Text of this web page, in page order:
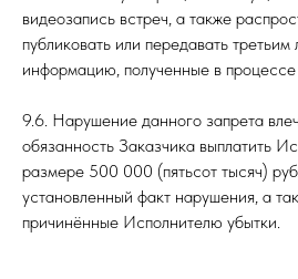
видеозапись встреч, а также
публиковать или передавать
информацию, полученные в процессе
9.6. Нарушение данного запрета
обязанность Заказчика выплатить
размере 500 000 (пятьсот тысяч)
установленный факт нарушения, а
причинённые Исполнителю убытки.